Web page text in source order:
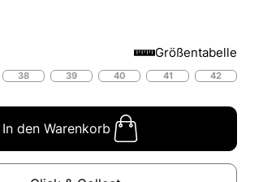
Größentabelle
38 39 40 41 42
In den Warenkorb